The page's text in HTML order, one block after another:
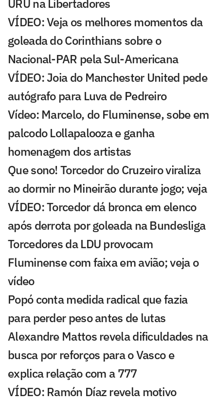
URU na Libertadores
VÍDEO: Veja os melhores momentos da
goleada do Corinthians sobre o
Nacional-PAR pela Sul-Americana
VÍDEO: Joia do Manchester United pede
autógrafo para Luva de Pedreiro
Vídeo: Marcelo, do Fluminense, sobe em
palcodo Lollapalooza e ganha
homenagem dos artistas
Que sono! Torcedor do Cruzeiro viraliza
ao dormir no Mineirão durante jogo; veja
VÍDEO: Torcedor dá bronca em elenco
após derrota por goleada na Bundesliga
Torcedores da LDU provocam
Fluminense com faixa em avião; veja o
vídeo
Popó conta medida radical que fazia
para perder peso antes de lutas
Alexandre Mattos revela dificuldades na
busca por reforços para o Vasco e
explica relação com a 777
VÍDEO: Ramón Díaz revela motivo